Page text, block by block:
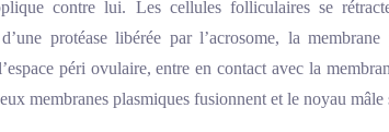
contre lui. Les cellules folliculaires se
protéase libérée par l’acrosome, la
péri ovulaire, entre en contact avec la
membranes plasmiques fusionnent et le noyau